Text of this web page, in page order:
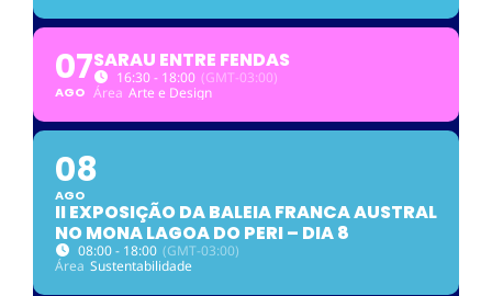
07
AGO
SARAU ENTRE FENDAS
16:30 - 18:00 (GMT-03:00)
Área Arte e Design
08
AGO
II EXPOSIÇÃO DA BALEIA FRANCA AUSTRAL
NO MONA LAGOA DO PERI – DIA 8
08:00 - 18:00 (GMT-03:00)
Área Sustentabilidade